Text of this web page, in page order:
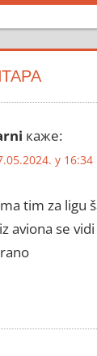
каже:
у 16:34
tim za ligu
aviona se